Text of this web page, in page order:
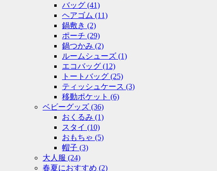
バッグ (41)
ヘアゴム (11)
鍋敷き (2)
ポーチ (29)
鍋つかみ (2)
ルームシューズ (1)
エコバッグ (12)
トートバッグ (25)
ティッシュケース (3)
移動ポケット (6)
ベビーグッズ (36)
おくるみ (1)
スタイ (10)
おもちゃ (5)
帽子 (3)
大人服 (24)
春夏におすすめ (2)